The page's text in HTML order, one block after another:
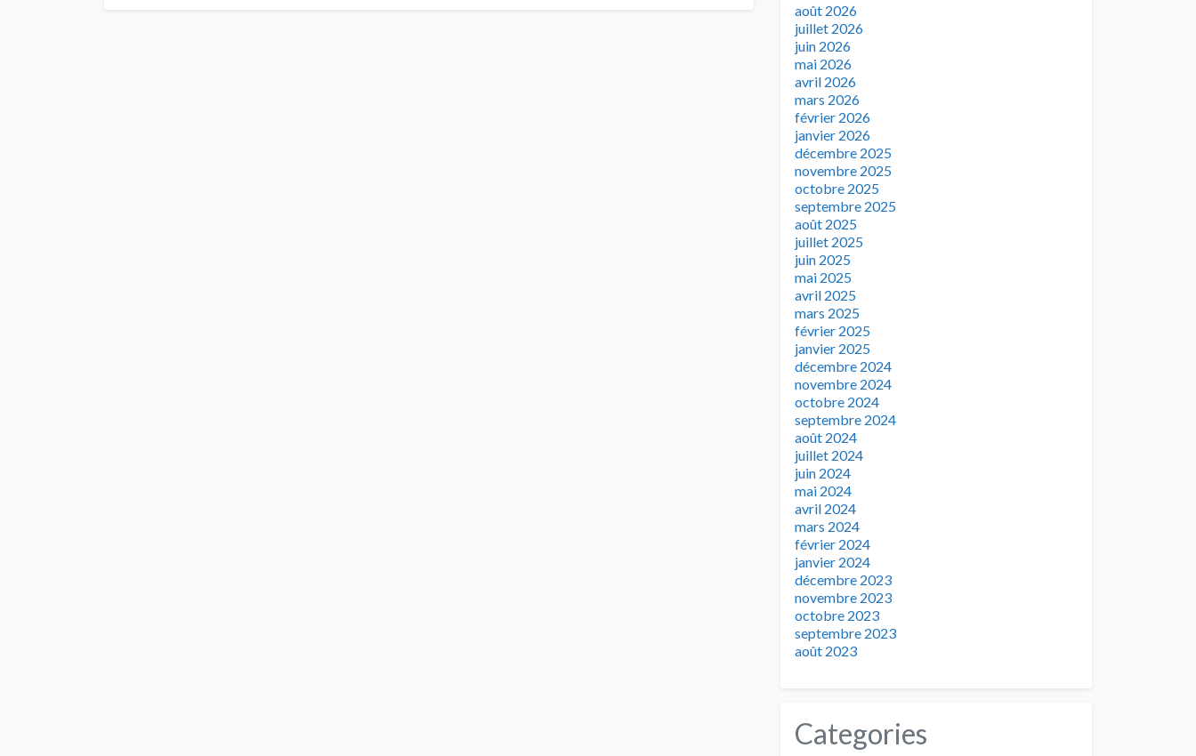
août 2026
juillet 2026
juin 2026
mai 2026
avril 2026
mars 2026
février 2026
janvier 2026
décembre 2025
novembre 2025
octobre 2025
septembre 2025
août 2025
juillet 2025
juin 2025
mai 2025
avril 2025
mars 2025
février 2025
janvier 2025
décembre 2024
novembre 2024
octobre 2024
septembre 2024
août 2024
juillet 2024
juin 2024
mai 2024
avril 2024
mars 2024
février 2024
janvier 2024
décembre 2023
novembre 2023
octobre 2023
septembre 2023
août 2023
Categories